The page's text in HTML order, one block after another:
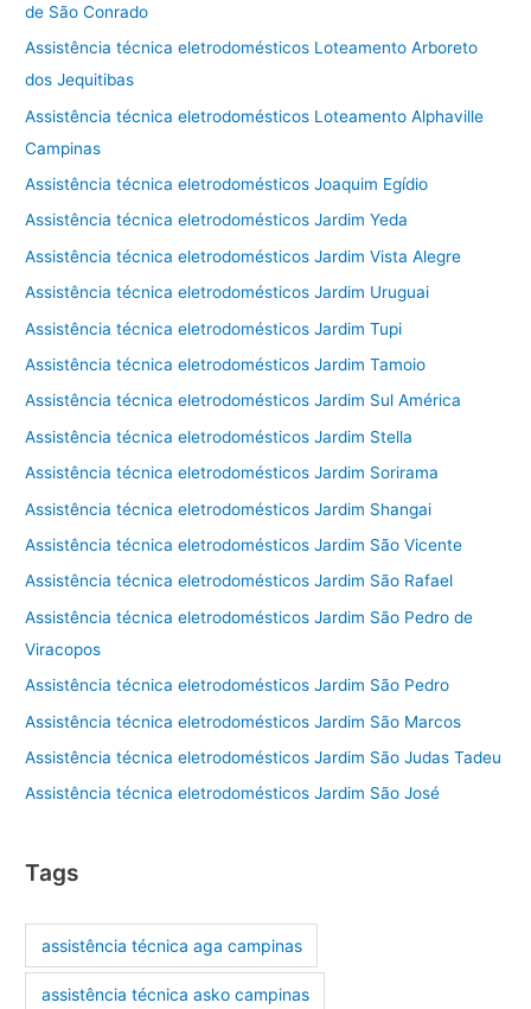
de São Conrado
Assistência técnica eletrodomésticos Loteamento Arboreto
dos Jequitibas
Assistência técnica eletrodomésticos Loteamento Alphaville
Campinas
Assistência técnica eletrodomésticos Joaquim Egídio
Assistência técnica eletrodomésticos Jardim Yeda
Assistência técnica eletrodomésticos Jardim Vista Alegre
Assistência técnica eletrodomésticos Jardim Uruguai
Assistência técnica eletrodomésticos Jardim Tupi
Assistência técnica eletrodomésticos Jardim Tamoio
Assistência técnica eletrodomésticos Jardim Sul América
Assistência técnica eletrodomésticos Jardim Stella
Assistência técnica eletrodomésticos Jardim Sorirama
Assistência técnica eletrodomésticos Jardim Shangai
Assistência técnica eletrodomésticos Jardim São Vicente
Assistência técnica eletrodomésticos Jardim São Rafael
Assistência técnica eletrodomésticos Jardim São Pedro de
Viracopos
Assistência técnica eletrodomésticos Jardim São Pedro
Assistência técnica eletrodomésticos Jardim São Marcos
Assistência técnica eletrodomésticos Jardim São Judas Tadeu
Assistência técnica eletrodomésticos Jardim São José
Tags
assistência técnica aga campinas
assistência técnica asko campinas